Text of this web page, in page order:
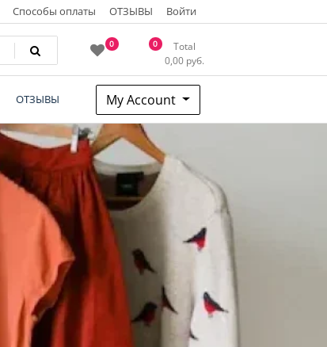
Способы оплаты ОТЗЫВЫ Войти
0 0
Total
0,00 руб.
ОТЗЫВЫ My Account